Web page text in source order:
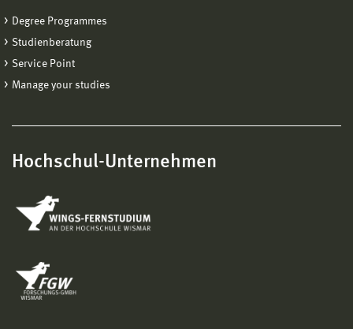
Degree Programmes
Studienberatung
Service Point
Manage your studies
Hochschul-Unternehmen